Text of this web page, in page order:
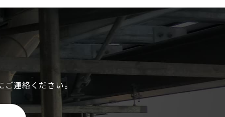
連絡ください。